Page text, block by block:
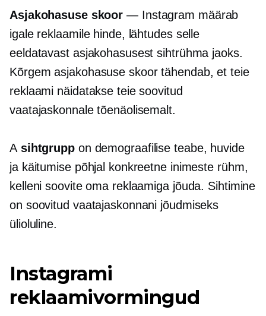
Asjakohasuse skoor — Instagram määrab
igale reklaamile hinde, lähtudes selle
eeldatavast asjakohasusest sihtrühma jaoks.
Kõrgem asjakohasuse skoor tähendab, et teie
reklaami näidatakse teie soovitud
vaatajaskonnale tõenäolisemalt.
A sihtgruppon demograafilise teabe, huvide
ja käitumise põhjal konkreetne inimeste rühm,
kelleni soovite oma reklaamiga jõuda. Sihtimine
on soovitud vaatajaskonnani jõudmiseks
ülioluline.
Instagrami
reklaamivormingud